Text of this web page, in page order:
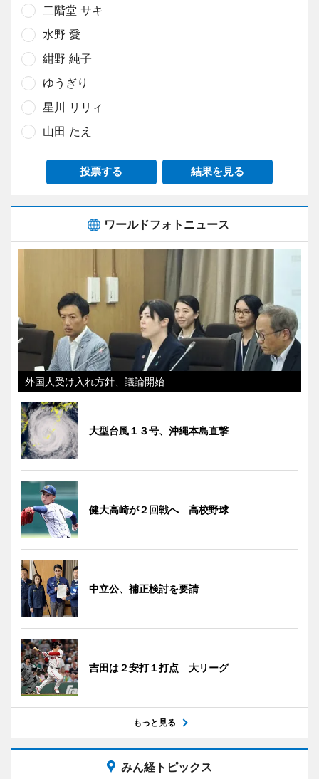
二階堂 サキ
水野 愛
紺野 純子
ゆうぎり
星川 リリィ
山田 たえ
投票する 結果を見る
ワールドフォトニュース
外国人受け入れ方針、議論開始
大型台風１３号、沖縄本島直撃
健大高崎が２回戦へ 高校野球
中立公、補正検討を要請
吉田は２安打１打点 大リーグ
もっと見る
みん経トピックス